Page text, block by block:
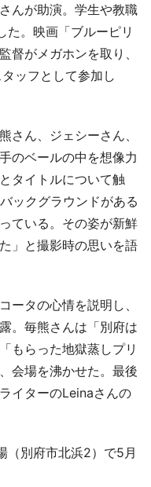
んが助演。学生や教職
た。映画「ブルーピリ
督がメガホンを取り、
ッフとして参加し
ん、ジェシーさん、
のベールの中を想像力
タイトルについて触
ックグラウンドがある
ている。その姿が新鮮
」と撮影時の思いを語
タの心情を説明し、
。毎熊さんは「別府は
もらった地獄蒸しプリ
会場を沸かせた。最後
イターのLeinaさんの
別府市北浜2）で5月